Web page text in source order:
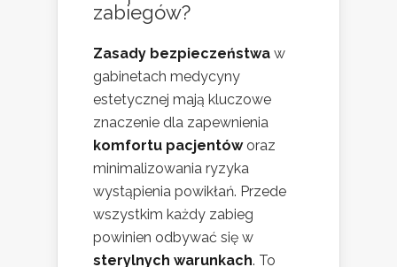
zabiegów?
Zasady bezpieczeństwa w
gabinetach medycyny
estetycznej mają kluczowe
znaczenie dla zapewnienia
komfortu pacjentóworaz
minimalizowania ryzyka
wystąpienia powikłań. Przede
wszystkim każdy zabieg
powinien odbywać się w
sterylnych warunkach. To